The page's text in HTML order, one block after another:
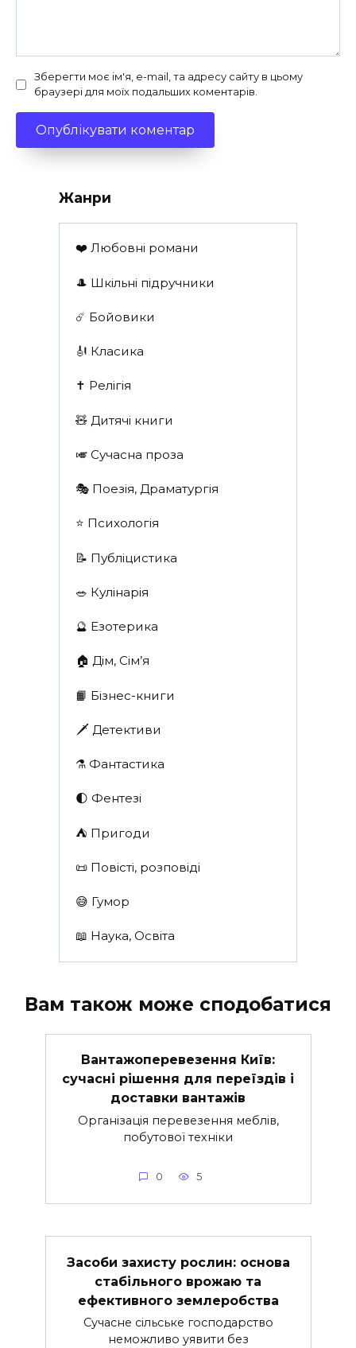
Зберегти моє ім'я, e-mail, та адресу сайту в цьому
браузері для моїх подальших коментарів.
Жанри
❤️ Любовні романи
🎩 Шкільні підручники
☄️ Бойовики
🎻 Класика
✝️ Релігія
🧸 Дитячі книги
🎺 Сучасна проза
🎭 Поезія, Драматургія
⭐️ Психологія
📝 Публіцистика
🥗 Кулінарія
🔮 Езотерика
🏠 Дім, Сім’я
📙 Бізнес-книги
🗡 Детективи
⚗️ Фантастика
🌓 Фентезі
⛺️ Пригоди
📜 Повісті, розповіді
😅 Гумор
📖 Наука, Освіта
Вам також може сподобатися
Вантажоперевезення Київ:
сучасні рішення для переїздів і
доставки вантажів
Організація перевезення меблів,
побутової техніки
0 5
Засоби захисту рослин: основа
стабільного врожаю та
ефективного землеробства
Сучасне сільське господарство
неможливо уявити без